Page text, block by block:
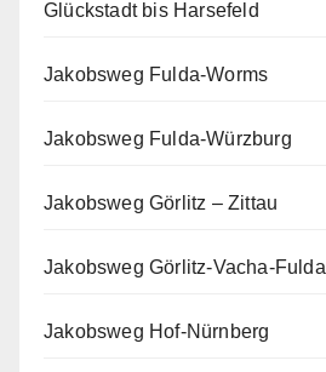
Glückstadt bis Harsefeld
Jakobsweg Fulda-Worms
Jakobsweg Fulda-Würzburg
Jakobsweg Görlitz – Zittau
Jakobsweg Görlitz-Vacha-Fulda
Jakobsweg Hof-Nürnberg